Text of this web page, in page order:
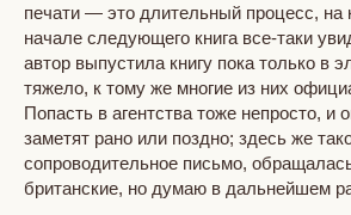
печати — это длительный процесс, на
начале следующего книга все-таки
автор выпустила книгу пока только в
тяжело, к тому же многие из них
Попасть в агентства тоже непросто,
заметят рано или поздно; здесь же
сопроводительное письмо,
британские, но думаю в дальнейшем